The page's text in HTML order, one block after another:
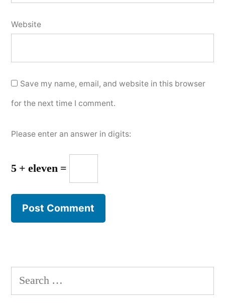
Website
Save my name, email, and website in this browser
for the next time I comment.
Please enter an answer in digits:
5 + eleven =
Search
for: